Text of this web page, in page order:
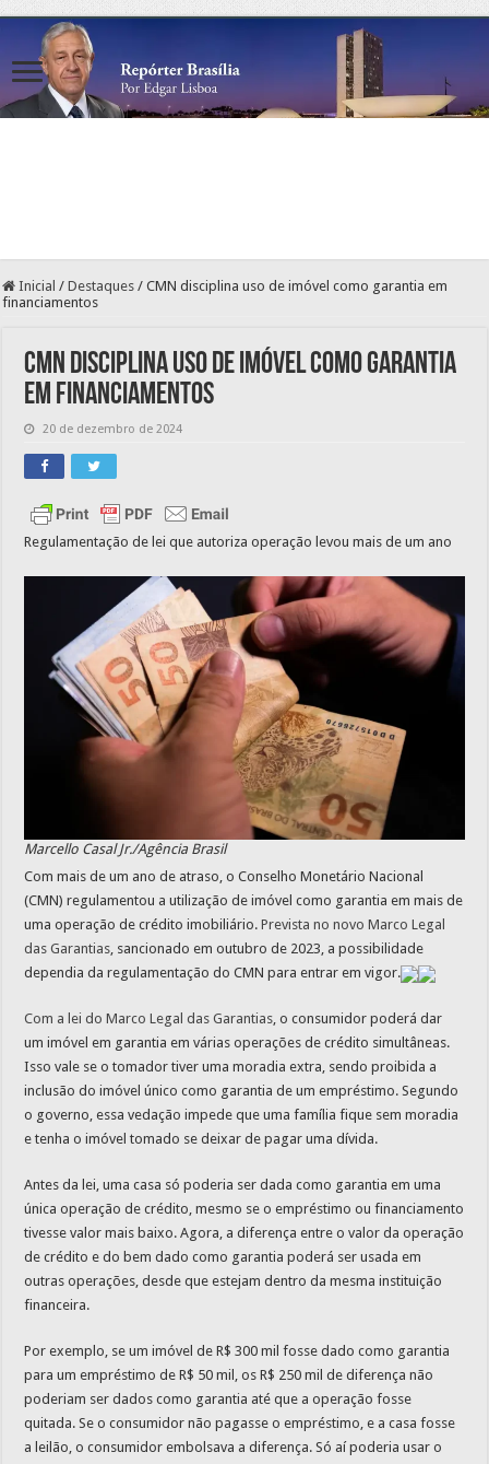
Inicial / Destaques / CMN disciplina uso de imóvel como garantia em
financiamentos
CMN disciplina uso de imóvel como garantia
em financiamentos
20 de dezembro de 2024
Regulamentação de lei que autoriza operação levou mais de um ano
Marcello Casal Jr./Agência Brasil
Com mais de um ano de atraso, o Conselho Monetário Nacional
(CMN) regulamentou a utilização de imóvel como garantia em mais de
uma operação de crédito imobiliário.Prevista no novo Marco Legal
das Garantias, sancionado em outubro de 2023, a possibilidade
dependia da regulamentação do CMN para entrar em vigor.
Com a lei do Marco Legal das Garantias, o consumidor poderá dar
um imóvel em garantia em várias operações de crédito simultâneas.
Isso vale se o tomador tiver uma moradia extra, sendo proibida a
inclusão do imóvel único como garantia de um empréstimo. Segundo
o governo, essa vedação impede que uma família fique sem moradia
e tenha o imóvel tomado se deixar de pagar uma dívida.
Antes da lei, uma casa só poderia ser dada como garantia em uma
única operação de crédito, mesmo se o empréstimo ou financiamento
tivesse valor mais baixo. Agora, a diferença entre o valor da operação
de crédito e do bem dado como garantia poderá ser usada em
outras operações, desde que estejam dentro da mesma instituição
financeira.
Por exemplo, se um imóvel de R$ 300 mil fosse dado como garantia
para um empréstimo de R$ 50 mil, os R$ 250 mil de diferença não
poderiam ser dados como garantia até que a operação fosse
quitada. Se o consumidor não pagasse o empréstimo, e a casa fosse
a leilão, o consumidor embolsava a diferença. Só aí poderia usar o